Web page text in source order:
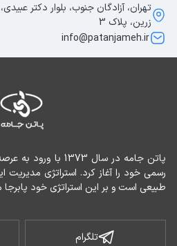
طبیعی است و بر این استراتژی خود
تلگرام
تهران، آزادگان جنوب، بلوار دکتر
زرین، پلاک 3
info@patanjameh.ir